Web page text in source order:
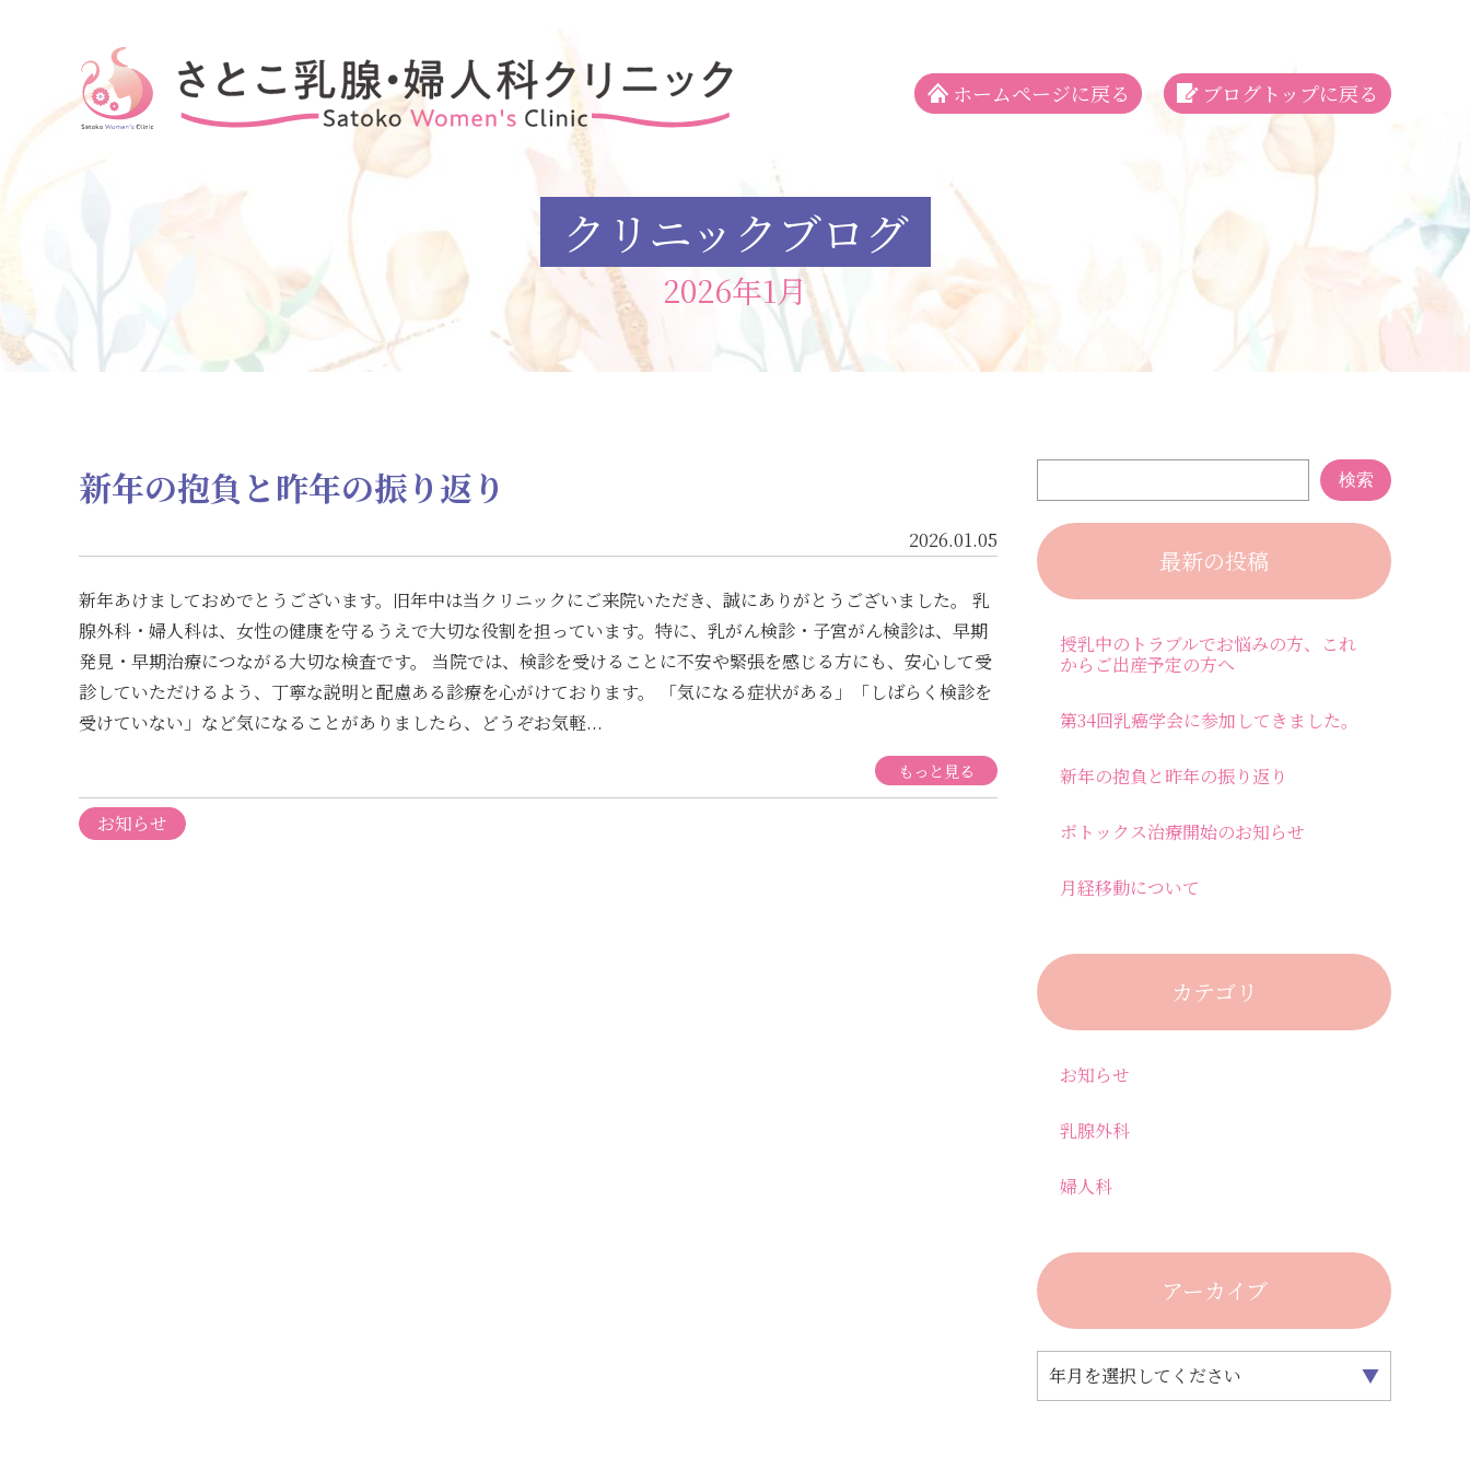
ホームページに戻る ブログトップに戻る
クリニックブログ
2026年1月
新年の抱負と昨年の振り返り
2026.01.05
新年あけましておめでとうございます。旧年中は当クリニックにご来院いただき、誠にありがとうございました。 乳
腺外科・婦人科は、女性の健康を守るうえで大切な役割を担っています。特に、乳がん検診・子宮がん検診は、早期
発見・早期治療につながる大切な検査です。 当院では、検診を受けることに不安や緊張を感じる方にも、安心して受
診していただけるよう、丁寧な説明と配慮ある診療を心がけております。 「気になる症状がある」「しばらく検診を
受けていない」など気になることがありましたら、どうぞお気軽...
もっと見る
お知らせ
最新の投稿
授乳中のトラブルでお悩みの方、これ
からご出産予定の方へ
第34回乳癌学会に参加してきました。
新年の抱負と昨年の振り返り
ボトックス治療開始のお知らせ
月経移動について
カテゴリ
お知らせ
乳腺外科
婦人科
アーカイブ
年月を選択してください